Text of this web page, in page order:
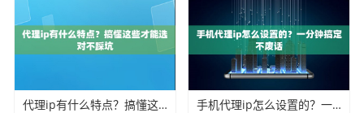
代理ip有什么特点？搞懂这些才能选对不踩坑 手机代理ip怎么设置的？一分钟搞定不废话